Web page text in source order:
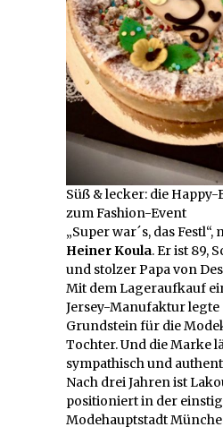
Süß & lecker: die
zum Fashion-Event
„Super war´s, das
Heiner Koula. Er ist 89,
und stolzer Papa von
Mit dem Lageraufkauf
Jersey-Manufaktur legte
Grundstein für die
Tochter. Und die Marke
sympathisch und
Nach drei Jahren ist
positioniert in der
Modehauptstadt